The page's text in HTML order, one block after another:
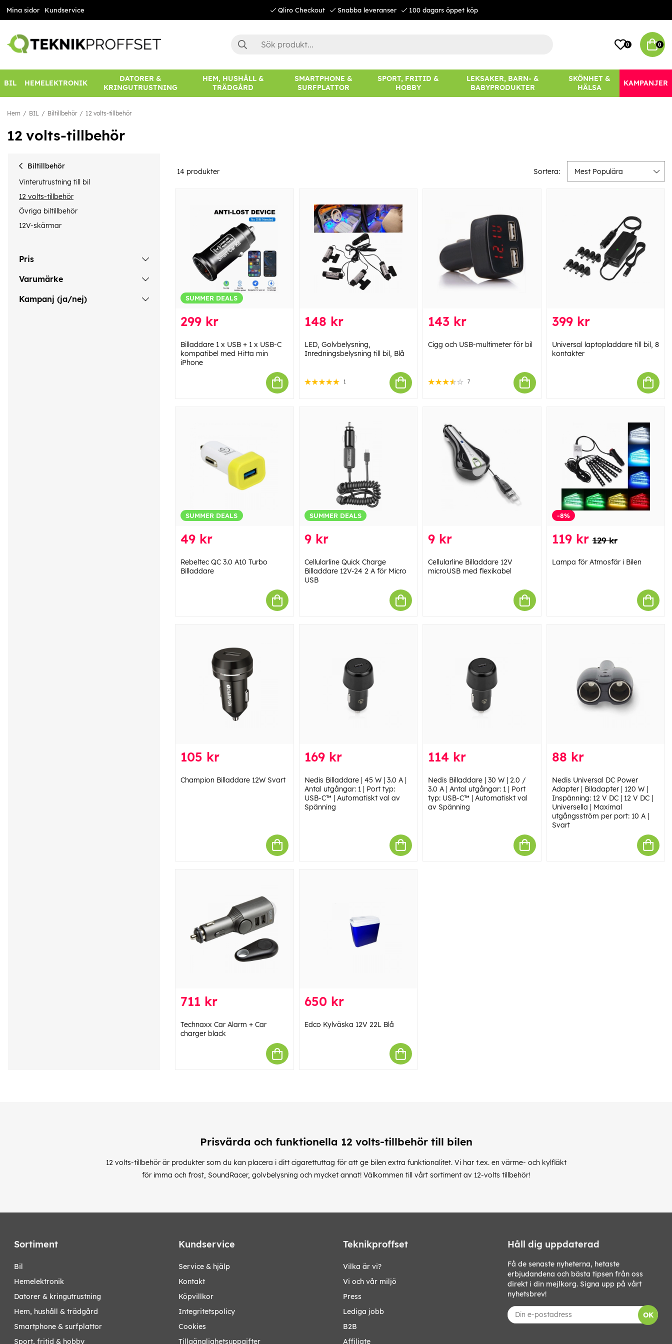
Mina sidor Kundservice Qliro Checkout Snabba leveranser 100 dagars öppet köp
0 0
BIL HEMELEKTRONIK
DATORER &
KRINGUTRUSTNING
HEM, HUSHÅLL &
TRÄDGÅRD
SMARTPHONE &
SURFPLATTOR
SPORT, FRITID &
HOBBY
LEKSAKER, BARN- &
BABYPRODUKTER
SKÖNHET &
HÄLSA
KAMPANJER
Hem BIL Biltillbehör 12 volts-tillbehör
12 volts-tillbehör
Biltillbehör
Vinterutrustning till bil
12 volts-tillbehör
Övriga biltillbehör
12V-skärmar
Pris
Varumärke
Kampanj (ja/nej)
14 produkter Sortera: Mest Populära
SUMMER DEALS
299 kr
Billaddare 1 x USB + 1 x USB-C
kompatibel med Hitta min
iPhone
148 kr
LED, Golvbelysning,
Inredningsbelysning till bil, Blå
1
143 kr
Cigg och USB-multimeter för bil
7
399 kr
Universal laptopladdare till bil, 8
kontakter
SUMMER DEALS
49 kr
Rebeltec QC 3.0 A10 Turbo
Billaddare
SUMMER DEALS
9 kr
Cellularline Quick Charge
Billaddare 12V-24 2 A för Micro
USB
9 kr
Cellularline Billaddare 12V
microUSB med flexikabel
-8%
119 kr 129 kr
Lampa för Atmosfär i Bilen
105 kr
Champion Billaddare 12W Svart
169 kr
Nedis Billaddare | 45 W | 3.0 A |
Antal utgångar: 1 | Port typ:
USB-C™ | Automatiskt val av
Spänning
114 kr
Nedis Billaddare | 30 W | 2.0 /
3.0 A | Antal utgångar: 1 | Port
typ: USB-C™ | Automatiskt val
av Spänning
88 kr
Nedis Universal DC Power
Adapter | Biladapter | 120 W |
Inspänning: 12 V DC | 12 V DC |
Universella | Maximal
utgångsström per port: 10 A |
Svart
711 kr
Technaxx Car Alarm + Car
charger black
650 kr
Edco Kylväska 12V 22L Blå
Prisvärda och funktionella 12 volts-tillbehör till bilen
12 volts-tillbehör är produkter som du kan placera i ditt cigarettuttag för att ge bilen extra funktionalitet. Vi har t.ex. en värme- och kylfläkt
för imma och frost, SoundRacer, golvbelysning och mycket annat! Välkommen till vårt sortiment av 12-volts tillbehör!
Sortiment
bil
hemelektronik
datorer & kringutrustning
hem, hushåll & trädgård
smartphone & surfplattor
sport, fritid & hobby
Kundservice
Service & hjälp
Kontakt
Köpvillkor
Integritetspolicy
Cookies
Tillgänglighetsuppgifter
Teknikproffset
Vilka är vi?
Vi och vår miljö
Press
Lediga jobb
B2B
Affiliate
Håll dig uppdaterad
Få de senaste nyheterna, hetaste
erbjudandena och bästa tipsen från oss
direkt i din mejlkorg. Signa upp på vårt
nyhetsbrev!
OK